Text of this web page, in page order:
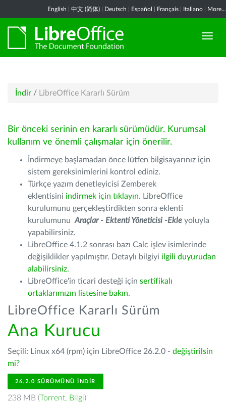
English 中文 (简体) Deutsch Español Français Italiano More...
İndir / LibreOffice Kararlı Sürüm
Bir önceki serinin en kararlı sürümüdür. Kurumsal
kullanım ve önemli çalışmalar için önerilir.
İndirmeye başlamadan önce lütfen bilgisayarınız için
sistem gereksinimlerini kontrol ediniz.
Türkçe yazım denetleyicisi Zemberek
eklentisini indirmek için tıklayın. LibreOffice
kurulumunu gerçekleştirdikten sonra eklenti
kurulumunu Araçlar - Ektenti Yöneticisi -Ekle yoluyla
yapabilirsiniz.
LibreOffice 4.1.2 sonrası bazı Calc işlev isimlerinde
değişiklikler yapılmıştır. Detaylı bilgiyi ilgili duyurudan
alabilirsiniz.
LibreOffice'in ticari desteği için sertifikalı
ortaklarımızın listesine bakın.
LibreOffice Kararlı Sürüm
Ana Kurucu
Seçili: Linux x64 (rpm) için LibreOffice 26.2.0 - değiştirilsin
mi?
26.2.0 SÜRÜMÜNÜ İNDIR
238 MB (Torrent, Bilgi)